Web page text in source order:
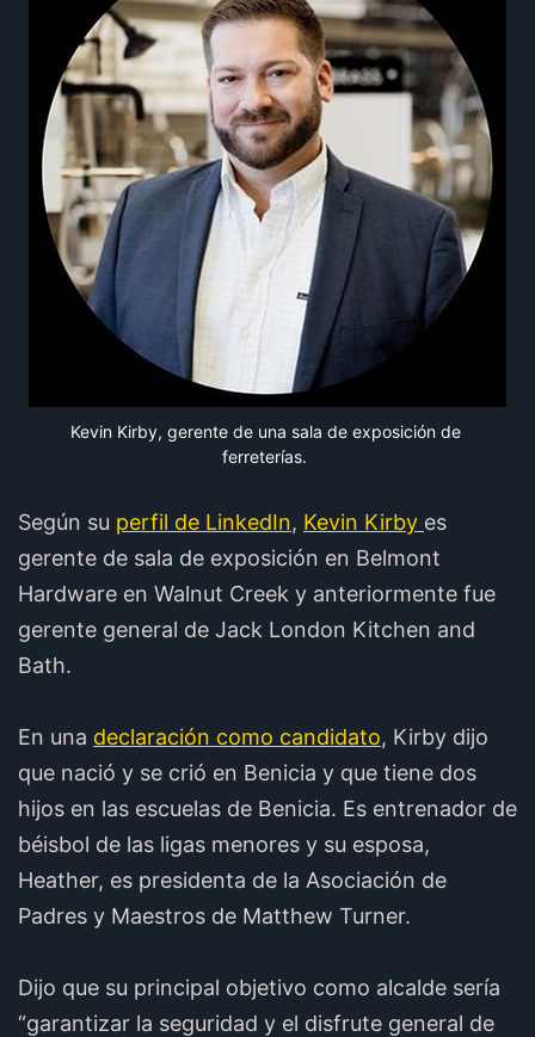
Kevin Kirby, gerente de una sala de exposición de
ferreterías.
Según su perfil de LinkedIn, Kevin Kirby es
gerente de sala de exposición en Belmont
Hardware en Walnut Creek y anteriormente fue
gerente general de Jack London Kitchen and
Bath.
En una declaración como candidato, Kirby dijo
que nació y se crió en Benicia y que tiene dos
hijos en las escuelas de Benicia. Es entrenador de
béisbol de las ligas menores y su esposa,
Heather, es presidenta de la Asociación de
Padres y Maestros de Matthew Turner.
Dijo que su principal objetivo como alcalde sería
“garantizar la seguridad y el disfrute general de